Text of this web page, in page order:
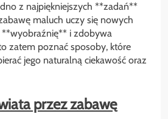
z najpiękniejszych **zadań**
maluch uczy się nowych
**wyobraźnię** i zdobywa
zatem poznać sposoby, które
jego naturalną ciekawość oraz
przez zabawę